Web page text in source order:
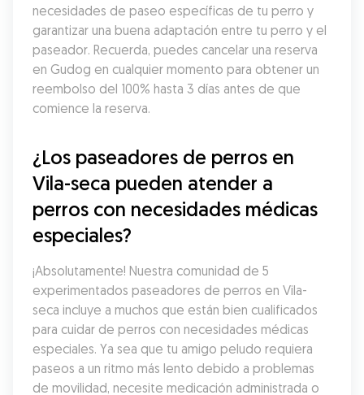
necesidades de paseo específicas de tu perro y
garantizar una buena adaptación entre tu perro y el
paseador. Recuerda, puedes cancelar una reserva
en Gudog en cualquier momento para obtener un
reembolso del 100% hasta 3 días antes de que
comience la reserva.
¿Los paseadores de perros en
Vila-seca pueden atender a
perros con necesidades médicas
especiales?
¡Absolutamente! Nuestra comunidad de 5
experimentados paseadores de perros en Vila-
seca incluye a muchos que están bien cualificados
para cuidar de perros con necesidades médicas
especiales. Ya sea que tu amigo peludo requiera
paseos a un ritmo más lento debido a problemas
de movilidad, necesite medicación administrada o